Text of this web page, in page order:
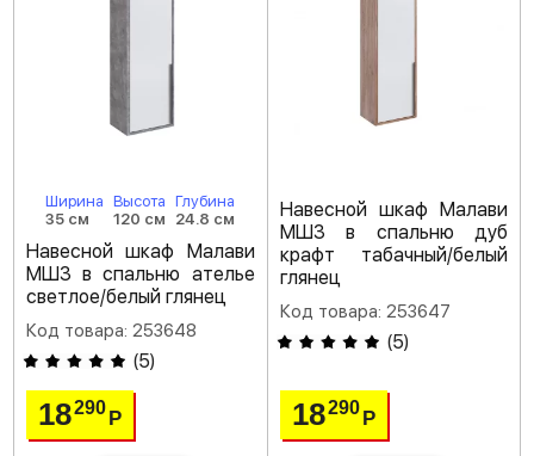
Ширина
35 см
Высота
120 см
Глубина
24.8 см
Навесной шкаф Малави
МШ3 в спальню ателье
светлое/белый глянец
Код товара: 253648
(5)
18290 Р
Навесной шкаф Малави
МШ3 в спальню дуб
крафт табачный/белый
глянец
Код товара: 253647
(5)
18290 Р